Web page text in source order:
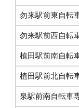
勿来駅前東自転
勿来駅前西自転
植田駅前南自転
植田駅前北自転
泉駅前南自転車